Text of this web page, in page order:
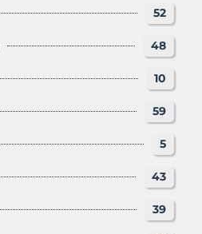
52
48
10
59
5
43
39